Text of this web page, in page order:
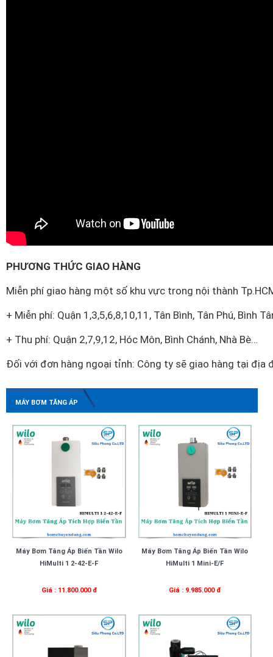
PHƯƠNG THỨC GIAO HÀNG
Miễn phí giao hàng một số khu vực trong nội thành
+ Miễn phí: Quận 1,3,5,6,8,10,11, Tân Bình, Tân Phú, Bình
+ Thu phí: Quận 2,7,9,12, Hóc Môn, Bình Chánh, Nhà Bè…
Đối với đơn hàng ngoại tỉnh: Công ty sẽ giao hàng tại địa
MÁY BƠM TĂNG ÁP
Máy Bơm Tăng Áp Biến Tần Wilo
HiMulti 1 2-42-E-F
Giá : 11.800.000 đ
Máy Bơm Tăng Áp Biến Tần Wilo
HiMulti 1 Mini-E/F
Giá : 9.985.000 đ